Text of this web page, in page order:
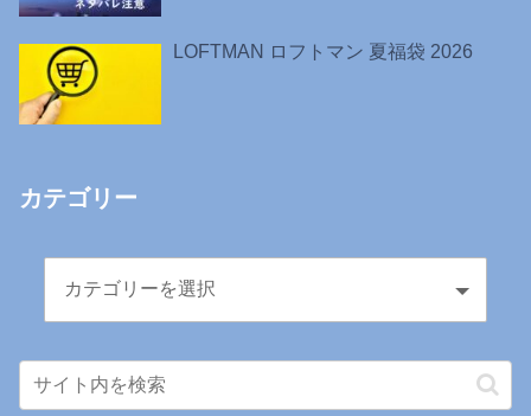
LOFTMAN ロフトマン 夏福袋 2026
カテゴリー